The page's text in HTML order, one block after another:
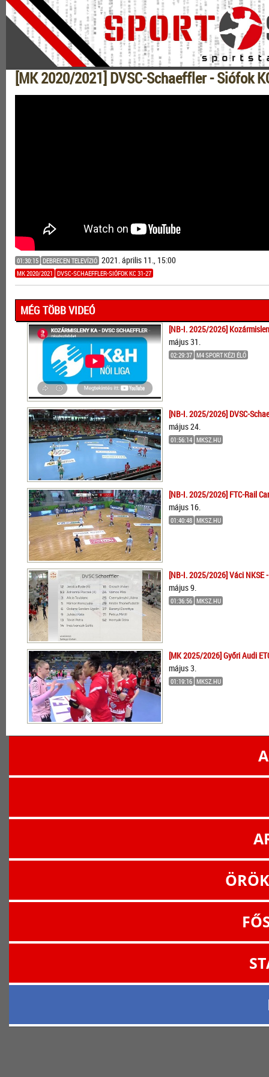
[MK 2020/2021] DVSC-Schaeffler - Siófok
01:30:15 DEBRECEN TELEVÍZIÓ 2021. április 11., 15:00
MK 2020/2021 DVSC-SCHAEFFLER-SIÓFOK KC 31-27
MÉG TÖBB VIDEÓ
[NB-I. 2025/2026]
május 31.
02:29:37 M4 SPORT KÉZI ÉLŐ
[NB-I. 2025/2026] DVSC-
május 24.
01:56:14 MKSZ.HU
[NB-I. 2025/2026] FTC-Rail
május 16.
01:40:48 MKSZ.HU
[NB-I. 2025/2026] Váci NKSE
május 9.
01:36:56 MKSZ.HU
[MK 2025/2026] Győri Audi
május 3.
01:19:16 MKSZ.HU